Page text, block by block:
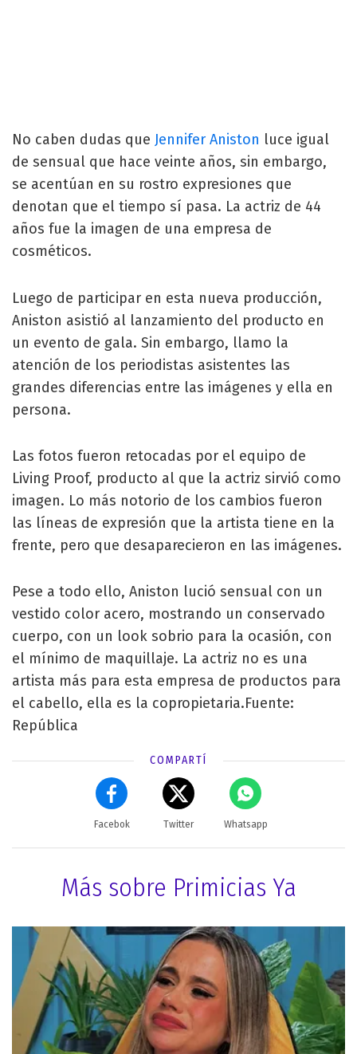
No caben dudas que Jennifer Aniston luce igual
de sensual que hace veinte años, sin embargo,
se acentúan en su rostro expresiones que
denotan que el tiempo sí pasa. La actriz de 44
años fue la imagen de una empresa de
cosméticos.
Luego de participar en esta nueva producción,
Aniston asistió al lanzamiento del producto en
un evento de gala. Sin embargo, llamo la
atención de los periodistas asistentes las
grandes diferencias entre las imágenes y ella en
persona.
Las fotos fueron retocadas por el equipo de
Living Proof, producto al que la actriz sirvió como
imagen. Lo más notorio de los cambios fueron
las líneas de expresión que la artista tiene en la
frente, pero que desaparecieron en las imágenes.
Pese a todo ello, Aniston lució sensual con un
vestido color acero, mostrando un conservado
cuerpo, con un look sobrio para la ocasión, con
el mínimo de maquillaje. La actriz no es una
artista más para esta empresa de productos para
el cabello, ella es la copropietaria.Fuente:
República
COMPARTÍ
Facebok Twitter Whatsapp
Más sobre Primicias Ya